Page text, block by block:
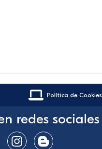
Política de Cookies
redes sociales